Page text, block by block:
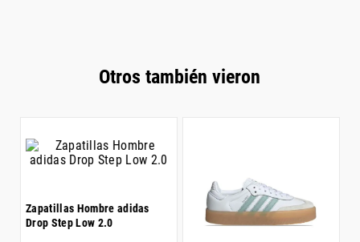
amortiguar cada pasoOtros también vieron
Zapatillas Hombre adidas
Drop Step Low 2.0